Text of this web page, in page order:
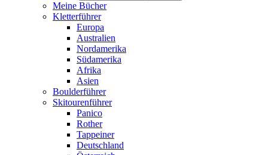
Meine Bücher
Kletterführer
Europa
Australien
Nordamerika
Südamerika
Afrika
Asien
Boulderführer
Skitourenführer
Panico
Rother
Tappeiner
Deutschland